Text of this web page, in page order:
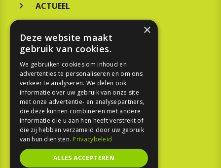
ACTUEEL
KOOPGIDS
TESTEN
SPORT
REPORTAGE
TOUREN
NIEUWSBRIEF
×
Deze website maakt
gebruik van cookies.
We gebruiken cookies om inhoud en
advertenties te personaliseren en om ons
verkeer te analyseren. We delen ook
informatie over uw gebruik van onze site
met onze advertentie- en analysepartners,
die deze kunnen combineren met andere
informatie die u aan hen heeft verstrekt of
die zij hebben verzameld door uw gebruik
van hun diensten. Privacybeleid
ALLES ACCEPTEREN